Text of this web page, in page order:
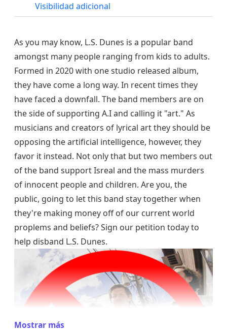
Visibilidad adicional
As you may know, L.S. Dunes is a popular band
amongst many people ranging from kids to adults.
Formed in 2020 with one studio released album,
they have come a long way. In recent times they
have faced a downfall. The band members are on
the side of supporting A.I and calling it "art." As
musicians and creators of lyrical art they should be
opposing the artificial intelligence, however, they
favor it instead. Not only that but two members out
of the band support Isreal and the mass murders
of innocent people and children. Are you, the
public, going to let this band stay together when
they're making money off of our current world
proplems and beliefs? Sign our petition today to
help disband L.S. Dunes.
Mostrar más